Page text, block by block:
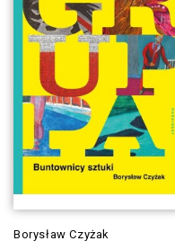
Borysław Czyżak